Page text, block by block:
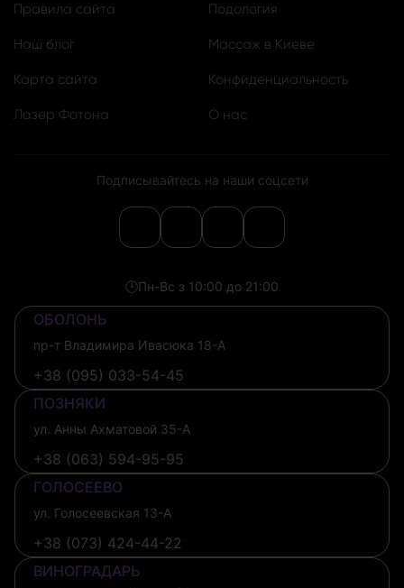
Правила сайта
Наш блог
Карта сайта
Лазер Фотона
Подология
Массаж в Киеве
Конфиденциальность
О нас
Подписывайтесь на наши соцсети
🕒Пн-Вс з 10:00 до 21:00
ОБОЛОНЬ
пр-т Владимира Ивасюка 18-А
+38 (095) 033-54-45
ПОЗНЯКИ
ул. Анны Ахматовой 35-А
+38 (063) 594-95-95
ГОЛОСЕЕВО
ул. Голосеевская 13-А
+38 (073) 424-44-22
ВИНОГРАДАРЬ